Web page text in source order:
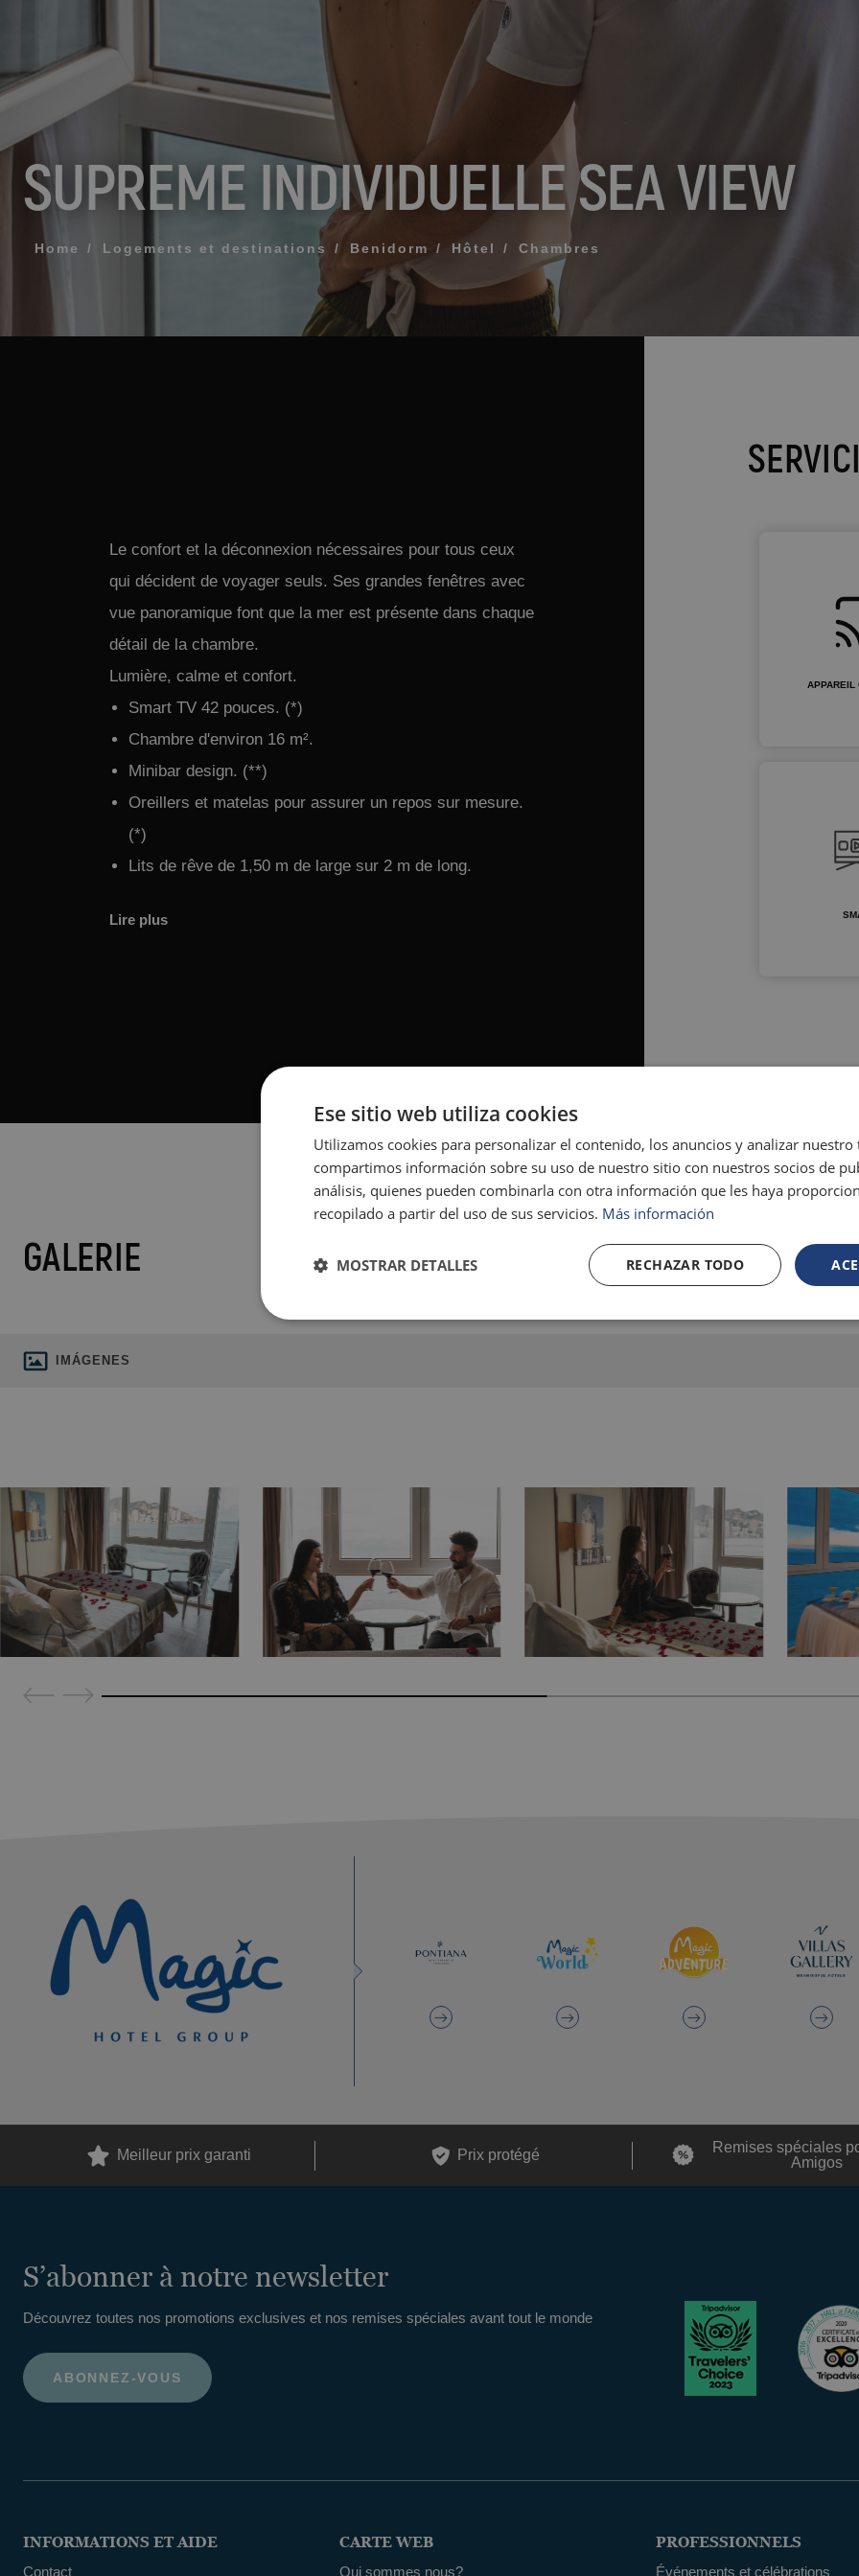
Que comprend mon
Comment réserver
Modifier ma
Annuler ma
HEURE PRÉFÉRÉE POUR QUE NOUS VOUS APPELIONS
J'accepte les termes et conditions de confidentialité
SUPREME INDIVIDUELLE SEA VIEW
Home Logements et destinations Benidorm Hôtel Chambres
Le confort et la déconnexion nécessaires pour tous ceux
qui décident de voyager seuls. Ses grandes fenêtres avec
vue panoramique font que la mer est présente dans chaque
détail de la chambre.
Lumière, calme et confort.
Smart TV 42 pouces. (*)
Chambre d'environ 16 m².
Minibar design. (**)
Oreillers et matelas pour assurer un repos sur mesure.
(*)
Lits de rêve de 1,50 m de large sur 2 m de long.
Lire plus
APPAREIL
GALERIE
IMÁGENES
Meilleur prix garanti Prix ​​protégé
Remises spéciales
Amigos
S’abonner à notre newsletter
Découvrez toutes nos promotions exclusives et nos remises spéciales avant tout le monde
INFORMATIONS ET AIDE
Contact
CARTE WEB
Qui sommes nous?
PROFESSIONNELS
Événements et célébrations
Ese sitio web utiliza cookies
Utilizamos cookies para personalizar el contenido, los anuncios y analizar nuestro
compartimos información sobre su uso de nuestro sitio con nuestros socios de
análisis, quienes pueden combinarla con otra información que les haya
recopilado a partir del uso de sus servicios. Más información
RECHAZAR TODO
MOSTRAR DETALLES